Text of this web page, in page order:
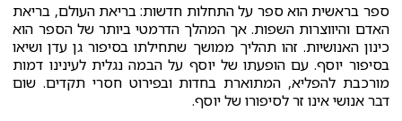
ספר בראשית הוא ספר על התחלות חדשות: בריאת העולם, בריאת
האדם והיווצרות השפות. אך המהלך הדרמטי ביותר של הספר הוא
כינון האנושיות. זהו תהליך ממושך שתחילתו בסיפור גן עדן ושיאו
בסיפור יוסף. עם הופעתו של יוסף על הבמה נגלית לעינינו דמות
מורכבת להפליא, המתוארת בחדות ובפירוט חסרי תקדים. שום
דבר אנושי אינו זר לסיפורו של יוסף.